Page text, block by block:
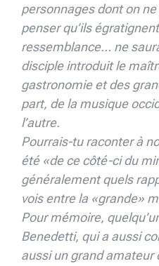
personnages dont on
penser qu’ils
ressemblance… ne
disciple introduit le
gastronomie et des
part, de la musique
l’autre.
Pourrais-tu raconter à
été «de ce côté-ci du
généralement quels
vois entre la «grande»
Pour mémoire,
Benedetti, qui a aussi
aussi un grand amateur